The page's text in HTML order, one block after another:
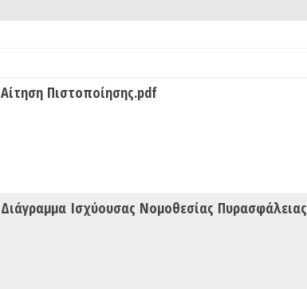
Αίτηση Πιστοποίησης.pdf
Διάγραμμα Ισχύουσας Νομοθεσίας Πυρασφάλειας